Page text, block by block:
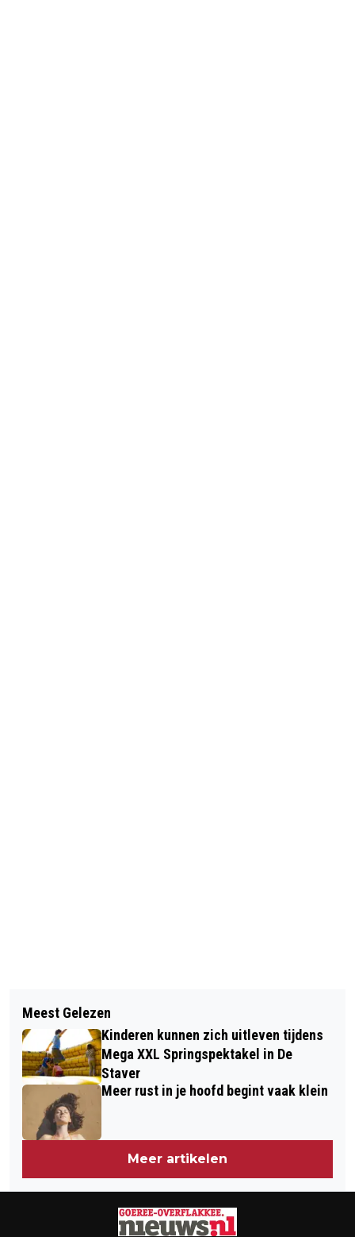
TERUGROEPACTIE VOOR JUMBO
KAASPLAKKEN
MEVROUW VAN NOORD VIERT
HONDERDSTE VERJAARDAG
Meest Gelezen
Kinderen kunnen zich uitleven tijdens
Mega XXL Springspektakel in De
Staver
Meer rust in je hoofd begint vaak klein
Meer artikelen